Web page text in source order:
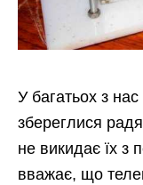
У багатьох з
збереглися
не викидає їх з
вважає, що